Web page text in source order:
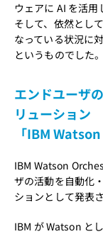
ウェアに AI を活用
そして、依然とし
なっている状況に
というものでした。
エンドユーザ
リューション
「IBM
IBM Watson
ザの活動を自動化
ションとして発表
IBM が Watson と